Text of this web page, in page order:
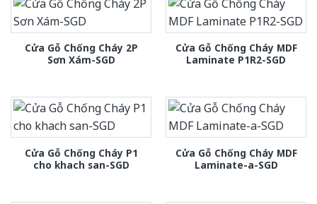
Cửa Gỗ Chống Cháy 2P
Sơn Xám-SGD
Cửa Gỗ Chống Cháy MDF
Laminate P1R2-SGD
Cửa Gỗ Chống Cháy P1
cho khach san-SGD
Cửa Gỗ Chống Cháy MDF
Laminate-a-SGD